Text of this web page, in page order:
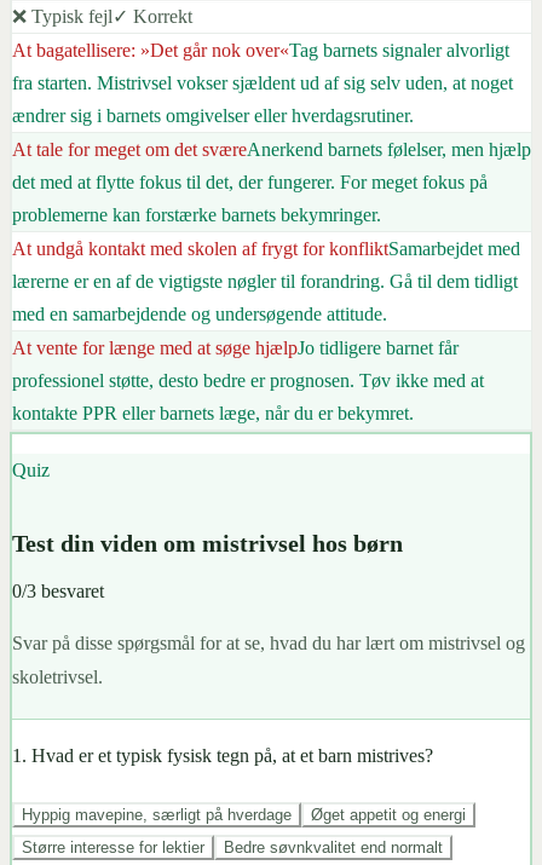
❌ Typisk fejl✓ Korrekt
At bagatellisere: »Det går nok over«Tag barnets signaler alvorligt
fra starten. Mistrivsel vokser sjældent ud af sig selv uden, at noget
ændrer sig i barnets omgivelser eller hverdagsrutiner.
At tale for meget om det sværeAnerkend barnets følelser, men hjælp
det med at flytte fokus til det, der fungerer. For meget fokus på
problemerne kan forstærke barnets bekymringer.
At undgå kontakt med skolen af frygt for konfliktSamarbejdet med
lærerne er en af de vigtigste nøgler til forandring. Gå til dem tidligt
med en samarbejdende og undersøgende attitude.
At vente for længe med at søge hjælpJo tidligere barnet får
professionel støtte, desto bedre er prognosen. Tøv ikke med at
kontakte PPR eller barnets læge, når du er bekymret.
Quiz
Test din viden om mistrivsel hos børn
0/3 besvaret
Svar på disse spørgsmål for at se, hvad du har lært om mistrivsel og
skoletrivsel.
1 . Hvad er et typisk fysisk tegn på, at et barn mistrives?
Hyppig mavepine, særligt på hverdage
Øget appetit og energi
Større interesse for lektier
Bedre søvnkvalitet end normalt